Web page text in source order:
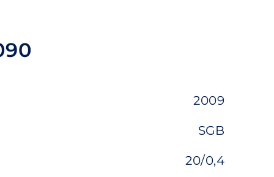
2009
SGB
20/0,4